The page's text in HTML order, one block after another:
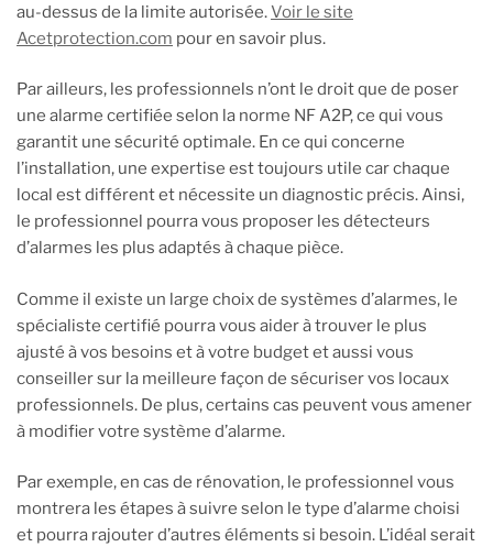
au-dessus de la limite autorisée.Voir le site
Acetprotection.com pour en savoir plus.
Par ailleurs, les professionnels n’ont le droit que de poser
une alarme certifiée selon la norme NF A2P, ce qui vous
garantit une sécurité optimale. En ce qui concerne
l’installation, une expertise est toujours utile car chaque
local est différent et nécessite un diagnostic précis. Ainsi,
le professionnel pourra vous proposer les détecteurs
d’alarmes les plus adaptés à chaque pièce.
Comme il existe un large choix de systèmes d’alarmes, le
spécialiste certifié pourra vous aider à trouver le plus
ajusté à vos besoins et à votre budget et aussi vous
conseiller sur la meilleure façon de sécuriser vos locaux
professionnels. De plus, certains cas peuvent vous amener
à modifier votre système d’alarme.
Par exemple, en cas de rénovation, le professionnel vous
montrera les étapes à suivre selon le type d’alarme choisi
et pourra rajouter d’autres éléments si besoin. L’idéal serait